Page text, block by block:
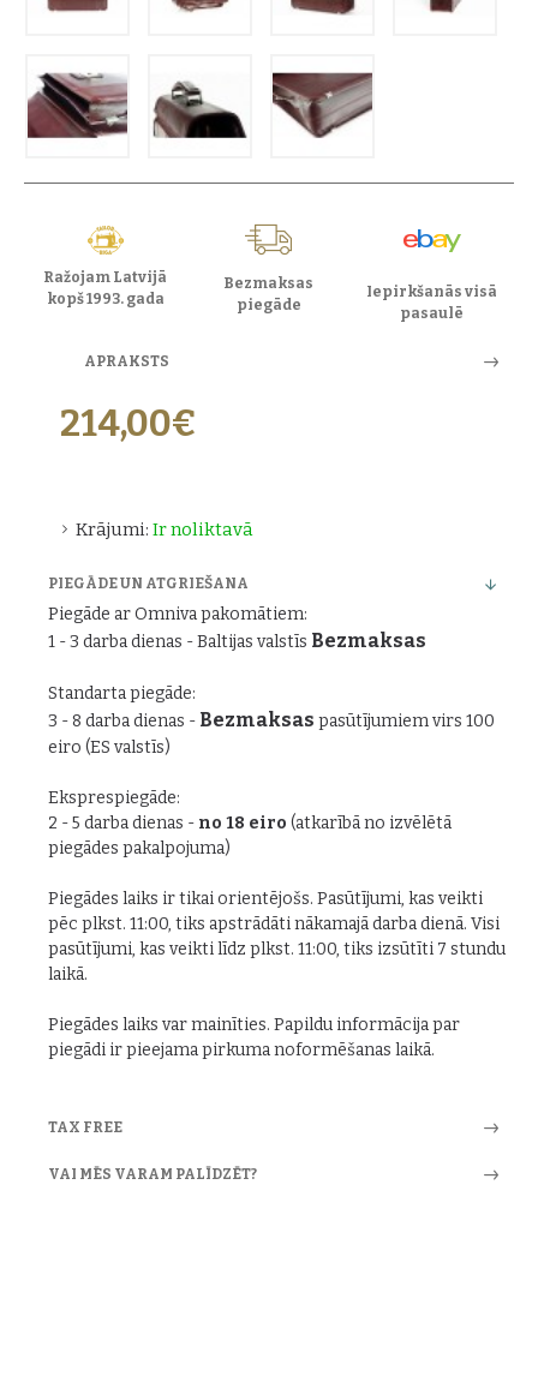
Ražojam Latvijā
kopš 1993. gada
Bezmaksas
piegāde
Iepirkšanās visā
pasaulē
APRAKSTS
Krājumi: Ir noliktavā
214,00€
PIEGĀDE UN ATGRIEŠANA
Piegāde ar Omniva pakomātiem:
1 - 3 darba dienas - Baltijas valstīs Bezmaksas
Standarta piegāde:
3 - 8 darba dienas - Bezmaksas pasūtījumiem virs 100
eiro (ES valstīs)
Eksprespiegāde:
2 - 5 darba dienas - no 18 eiro (atkarībā no izvēlētā
piegādes pakalpojuma)
Piegādes laiks ir tikai orientējošs. Pasūtījumi, kas veikti
pēc plkst. 11:00, tiks apstrādāti nākamajā darba dienā. Visi
pasūtījumi, kas veikti līdz plkst. 11:00, tiks izsūtīti 7 stundu
laikā.
Piegādes laiks var mainīties. Papildu informācija par
piegādi ir pieejama pirkuma noformēšanas laikā.
TAX FREE
VAI MĒS VARAM PALĪDZĒT?